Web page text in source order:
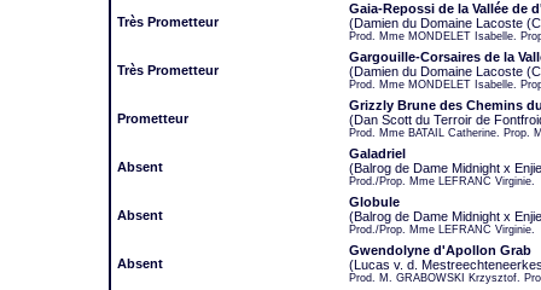
Très Prometteur
Gaia-Repossi de la Vallée de
(Damien du Domaine Lacoste
Prod. Mme MONDELET Isabelle.
Très Prometteur
Gargouille-Corsaires de la
(Damien du Domaine Lacoste
Prod. Mme MONDELET Isabelle.
Prometteur
Grizzly Brune des Chemins
(Dan Scott du Terroir de
Prod. Mme BATAIL Catherine. Prop.
Absent
Galadriel
(Balrog de Dame Midnight x
Prod./Prop. Mme LEFRANC Virginie.
Absent
Globule
(Balrog de Dame Midnight x
Prod./Prop. Mme LEFRANC Virginie.
Absent
Gwendolyne d'Apollon Grab
(Lucas v. d.
Prod. M. GRABOWSKI Krzysztof.